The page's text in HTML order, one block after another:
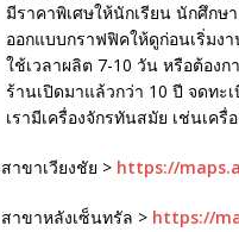
มีราคาพิเศษให้นักเรียน นักศึกษ
ออกแบบกราฟฟิคให้ดูก่อนเริ่มง
ใช้เวลาผลิต 7-10 วัน หรือต้องก
ร้านเปิดมาแล้วกว่า 10 ปี จดทะ
เรามีเครื่องจักรทันสมัย เช่นเค
สาขาเวียงชัย > https://
สาขาหลังเซ็นทรัล > https://